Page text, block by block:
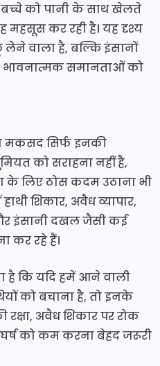
बच्चे को पानी के साथ खेलते
महसूस कर रही है। यह दृश्य
वाला है, बल्कि इंसानों
भावनात्मक समानताओं को
मकसद सिर्फ इनकी
को सराहना नहीं है,
के लिए ठोस कदम उठाना भी
शिकार, अवैध व्यापार,
इंसानी दखल जैसी कई
कर रहे हैं।
है कि यदि हमें आने वाली
को बचाना है, तो इनके
अवैध शिकार पर रोक
को कम करना बेहद जरूरी